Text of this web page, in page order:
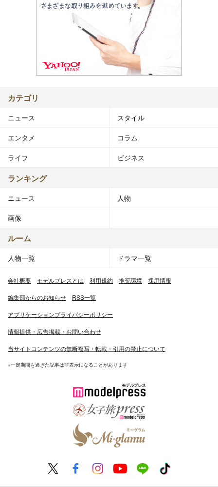
カテゴリ
ニュース スタイル
エンタメ コラム
ライフ ビジネス
ランキング
ニュース 人物
画像
ルーム
人物一覧 ドラマ一覧
会社概要 モデルプレスとは 利用規約 推奨環境 採用情報
編集部からのお知らせ RSS一覧
アプリケーションプライバシーポリシー
情報提供・広告掲載・お問い合わせ
当サイトコンテンツの無断複写・転載・引用の禁止について
※一定期間を過ぎた記事は非表示になることがあります